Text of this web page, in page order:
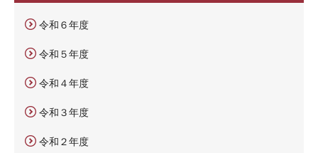
令和６年度
令和５年度
令和４年度
令和３年度
令和２年度